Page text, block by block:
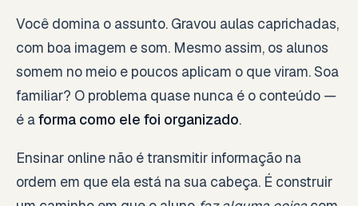
Você domina o assunto. Gravou aulas caprichadas,
com boa imagem e som. Mesmo assim, os alunos
somem no meio e poucos aplicam o que viram. Soa
familiar? O problema quase nunca é o conteúdo —
é aforma como ele foi organizado.
Ensinar online não é transmitir informação na
ordem em que ela está na sua cabeça. É construir